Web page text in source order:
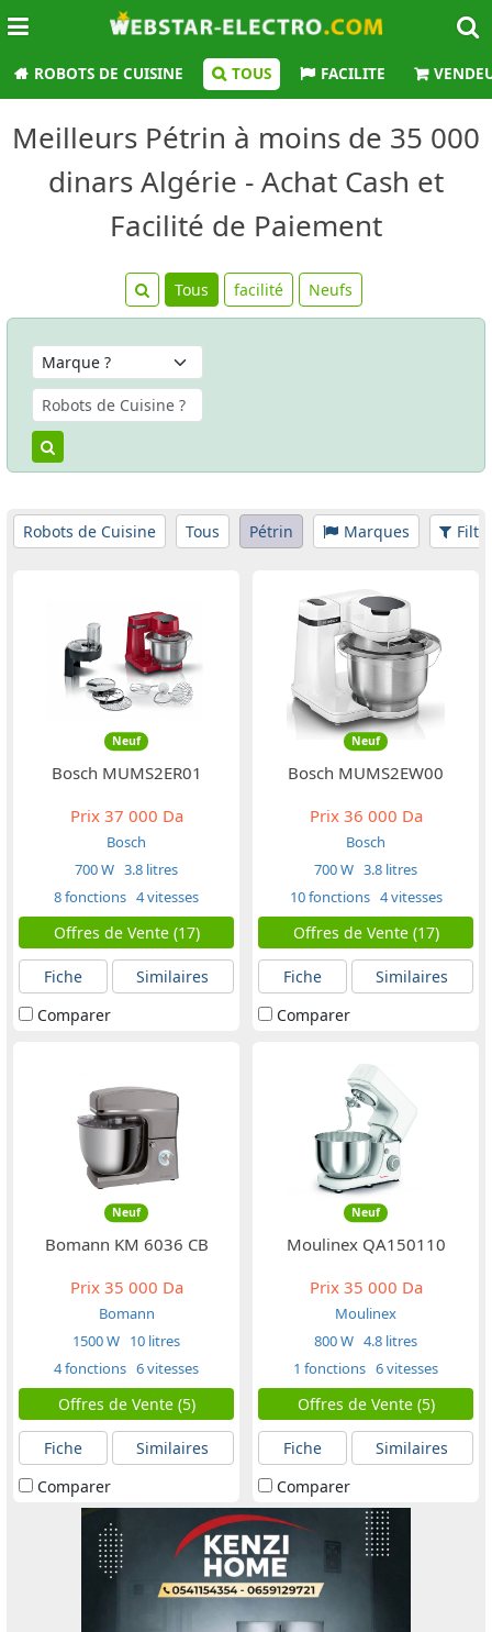
ROBOTS DE CUISINE TOUS FACILITE
Meilleurs Pétrin à moins de 35 000
dinars Algérie - Achat Cash et
Facilité de Paiement
Tous facilité Neufs
Robots de Cuisine Tous Pétrin Marques
Neuf
Bosch MUMS2ER01
Prix37 000 Da
Bosch
700 W 3.8 litres
8 fonctions 4 vitesses
Offres de Vente (17)
Fiche
Similaires
Comparer
Neuf
Bosch MUMS2EW00
Prix36 000 Da
Bosch
700 W 3.8 litres
10 fonctions 4 vitesses
Offres de Vente (17)
Fiche
Similaires
Comparer
Neuf
Bomann KM 6036 CB
Prix35 000 Da
Bomann
1500 W 10 litres
4 fonctions 6 vitesses
Offres de Vente (5)
Fiche
Similaires
Comparer
Neuf
Moulinex QA150110
Prix35 000 Da
Moulinex
800 W 4.8 litres
1 fonctions 6 vitesses
Offres de Vente (5)
Fiche
Similaires
Comparer